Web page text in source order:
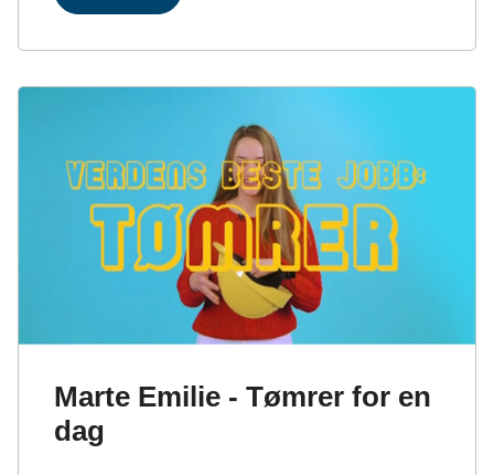
Marte Emilie - Tømrer for en
dag